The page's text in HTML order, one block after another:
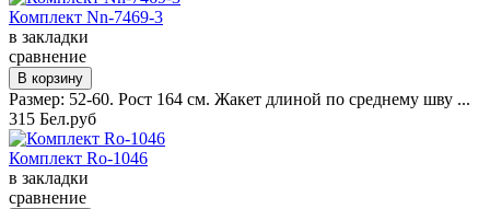
Комплект Nn-7469-3
в закладки
сравнение
Размер: 52-60. Рост 164 см. Жакет длиной по среднему шву ...
315 Бел.руб
Комплект Ro-1046
в закладки
сравнение